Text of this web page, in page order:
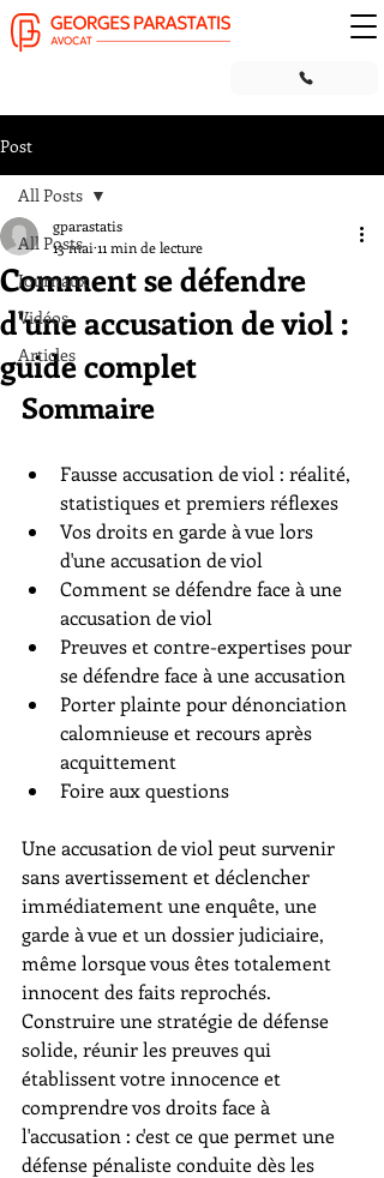
Post
All Posts
Journaux
Vidéos
Articles
All Posts
Comment se défendre
d'une accusation de viol :
guide complet
gparastatis
13 mai 11 min de lecture
Sommaire
Fausse accusation de viol : réalité,
statistiques et premiers réflexes
Vos droits en garde à vue lors
d'une accusation de viol
Comment se défendre face à une
accusation de viol
Preuves et contre-expertises pour
se défendre face à une accusation
Porter plainte pour dénonciation
calomnieuse et recours après
acquittement
Foire aux questions
Une accusation de viol peut survenir
sans avertissement et déclencher
immédiatement une enquête, une
garde à vue et un dossier judiciaire,
même lorsque vous êtes totalement
innocent des faits reprochés.
Construire une stratégie de défense
solide, réunir les preuves qui
établissent votre innocence et
comprendre vos droits face à
l'accusation : c'est ce que permet une
défense pénaliste conduite dès les